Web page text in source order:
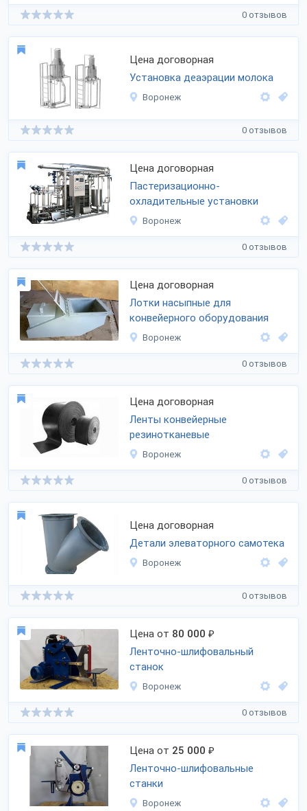
0 отзывов
Цена договорная
Установка деаэрации молока
Воронеж
0 отзывов
Цена договорная
Пастеризационно-
охладительные установки
Воронеж
0 отзывов
Цена договорная
Лотки насыпные для
конвейерного оборудования
Воронеж
0 отзывов
Цена договорная
Ленты конвейерные
резинотканевые
Воронеж
0 отзывов
Цена договорная
Детали элеваторного самотека
Воронеж
0 отзывов
Цена от 80 000 ₽
Ленточно-шлифовальный
станок
Воронеж
0 отзывов
Цена от 25 000 ₽
Ленточно-шлифовальные
станки
Воронеж